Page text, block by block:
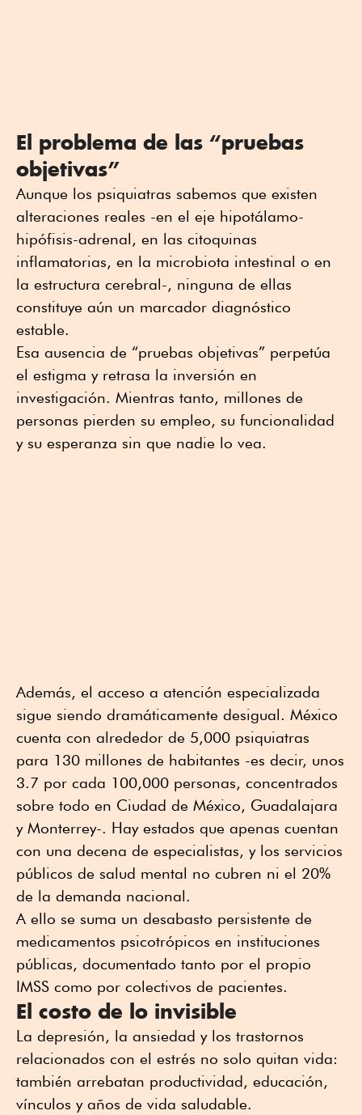
El problema de las “pruebas
objetivas”
Aunque los psiquiatras sabemos que existen
alteraciones reales -en el eje hipotálamo-
hipófisis-adrenal, en las citoquinas
inflamatorias, en la microbiota intestinal o en
la estructura cerebral-, ninguna de ellas
constituye aún un marcador diagnóstico
estable.
Esa ausencia de “pruebas objetivas” perpetúa
el estigma y retrasa la inversión en
investigación. Mientras tanto, millones de
personas pierden su empleo, su funcionalidad
y su esperanza sin que nadie lo vea.
Además, el acceso a atención especializada
sigue siendo dramáticamente desigual. México
cuenta con alrededor de 5,000 psiquiatras
para 130 millones de habitantes -es decir, unos
3.7 por cada 100,000 personas, concentrados
sobre todo en Ciudad de México, Guadalajara
y Monterrey-. Hay estados que apenas cuentan
con una decena de especialistas, y los servicios
públicos de salud mental no cubren ni el 20%
de la demanda nacional.
A ello se suma un desabasto persistente de
medicamentos psicotrópicos en instituciones
públicas, documentado tanto por el propio
IMSS como por colectivos de pacientes.
El costo de lo invisible
La depresión, la ansiedad y los trastornos
relacionados con el estrés no solo quitan vida:
también arrebatan productividad, educación,
vínculos y años de vida saludable.